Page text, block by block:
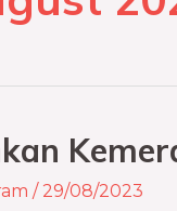
/ 29/08/2023